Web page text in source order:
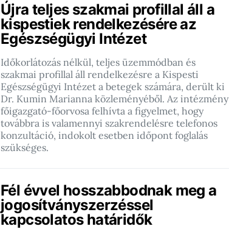
Újra teljes szakmai profillal áll a
kispestiek rendelkezésére az
Egészségügyi Intézet
Időkorlátozás nélkül, teljes üzemmódban és
szakmai profillal áll rendelkezésre a Kispesti
Egészségügyi Intézet a betegek számára, derült ki
Dr. Kumin Marianna közleményéből. Az intézmény
főigazgató-főorvosa felhívta a figyelmet, hogy
továbbra is valamennyi szakrendelésre telefonos
konzultáció, indokolt esetben időpont foglalás
szükséges.
Fél évvel hosszabbodnak meg a
jogosítványszerzéssel
kapcsolatos határidők